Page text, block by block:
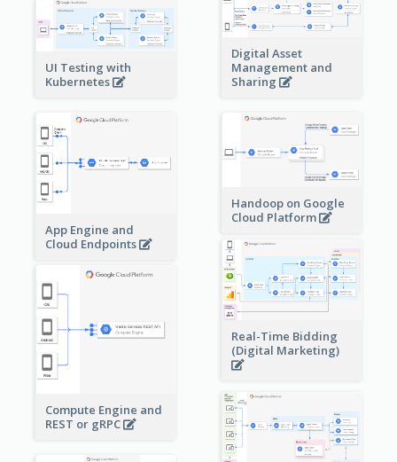
Digital Asset
Management and
Sharing
UI Testing with
Kubernetes
App Engine and
Cloud Endpoints
Handoop on Google
Cloud Platform
Real-Time Bidding
(Digital Marketing)
Compute Engine and
REST or gRPC